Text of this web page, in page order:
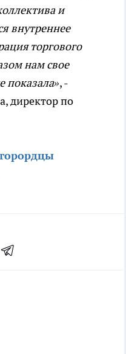
и
внутреннее
торгового
нам свое
показала», -
директор по